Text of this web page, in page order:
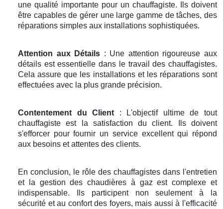
une qualité importante pour un chauffagiste. Ils doivent
être capables de gérer une large gamme de tâches, des
réparations simples aux installations sophistiquées.
Attention aux Détails : Une attention rigoureuse aux
détails est essentielle dans le travail des chauffagistes.
Cela assure que les installations et les réparations sont
effectuées avec la plus grande précision.
Contentement du Client: L'objectif ultime de tout
chauffagiste est la satisfaction du client. Ils doivent
s'efforcer pour fournir un service excellent qui répond
aux besoins et attentes des clients.
En conclusion, le rôle des chauffagistes dans l'entretien
et la gestion des chaudières à gaz est complexe et
indispensable. Ils participent non seulement à la
sécurité et au confort des foyers, mais aussi à l'efficacité